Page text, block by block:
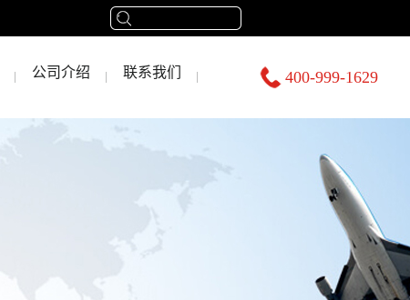
公司介绍 联系我们 400-999-1629